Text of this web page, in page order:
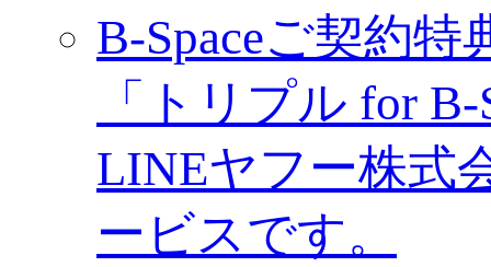
B-Spaceご契約特
「トリプル for
LINEヤフー株式
ービスです。